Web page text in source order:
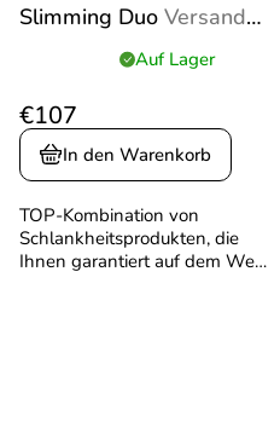
Slimming Duo Versand
ab dem 23. Oktober
Produktbewertung
ist
5,0
von
5
Sternen.
Auf Lager
€107
In den Warenkorb
TOP-Kombination von
Schlankheitsprodukten, die
Ihnen garantiert auf dem Weg